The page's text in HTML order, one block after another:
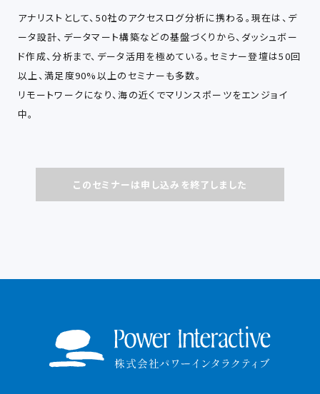
アナリストとして、50社のアクセスログ分析に携わる。現在は、デ
ータ設計、データマート構築などの基盤づくりから、ダッシュボー
ド作成、分析まで、データ活用を極めている。セミナー登壇は50回
以上、満足度90%以上のセミナーも多数。
リモートワークになり、海の近くでマリンスポーツをエンジョイ
中。
このセミナーは申し込みを終了しました